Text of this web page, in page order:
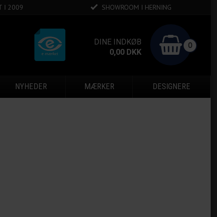
I 2009 SHOWROOM I HERNING
DINE INDKØB 0
0,00 DKK
NYHEDER MÆRKER DESIGNERE